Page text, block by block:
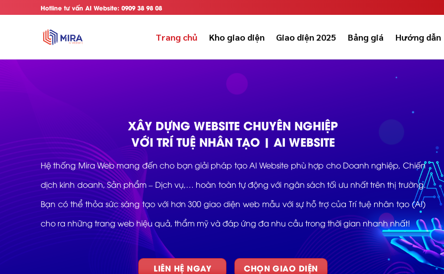
qua
Hotline tư vấn AI Website: 0909 38 98 08
Trang chủ Kho giao diện Giao diện 2025 Bảng giá Hướng dẫn
XÂY DỰNG WEBSITE CHUYÊN NGHIỆP
VỚI TRÍ TUỆ NHÂN TẠO | AI WEBSITE
Hệ thống Mira Web mang đến cho bạn giải pháp tạo AI Website phù hợp cho Doanh nghiệp, Chiến
dịch kinh doanh, Sản phẩm – Dịch vụ,… hoàn toàn tự động với ngân sách tối ưu nhất trên thị trường.
Bạn có thể thỏa sức sáng tạo với hơn 300 giao diện web mẫu với sự hỗ trợ của Trí tuệ nhân tạo (AI)
cho ra những trang web hiệu quả, thẩm mỹ và đáp ứng đa nhu cầu trong thời gian nhanh nhất!
LIÊN HỆ NGAY CHỌN GIAO DIỆN